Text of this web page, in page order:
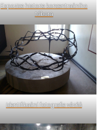
Expozice historie koncentračního
tábora
Identifikační fotografie vězňů